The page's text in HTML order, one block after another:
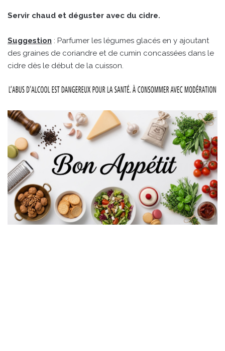
Servir chaud et déguster avec du cidre.
Suggestion : Parfumer les légumes glacés en y ajoutant
des graines de coriandre et de cumin concassées dans le
cidre dès le début de la cuisson.